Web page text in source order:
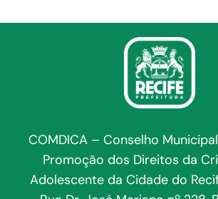
COMDICA – Conselho
Promoção dos Direitos da
Adolescente da Cidade do